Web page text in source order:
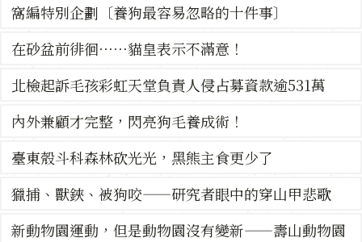
窩編特別企劃〔養狗最容易忽略的十件事〕
在砂盆前徘徊⋯⋯貓皇表示不滿意！
北檢起訴毛孩彩虹天堂負責人侵占募資款逾531萬
內外兼顧才完整，閃亮狗毛養成術！
臺東殼斗科森林砍光光，黑熊主食更少了
獵捕、獸鋏、被狗咬——研究者眼中的穿山甲悲歌
新動物園運動，但是動物園沒有變新——壽山動物園